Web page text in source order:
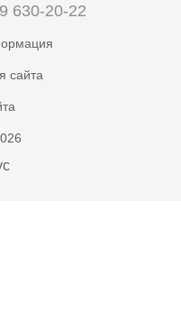
630-20-22
сайта